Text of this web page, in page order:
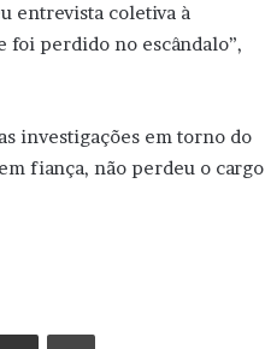
entrevista coletiva à
perdido no escândalo”,
investigações em torno do
fiança, não perdeu o cargo